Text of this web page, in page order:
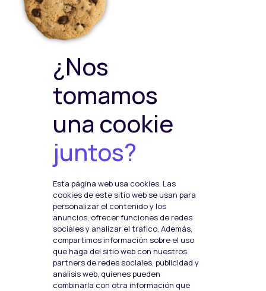
Política Privacidad
Política de Cookies
Política de ventas y
devoluciones
Medioambiente
Política de Seguridad de la
Información
Plataformas de pago
Social Media
I
n
s
t
a
T
w
i
t
t
Política de Cookies
¿Nos
tomamos
una cookie
juntos?
Esta página web usa cookies. Las
cookies de este sitio web se usan para
personalizar el contenido y los
anuncios, ofrecer funciones de redes
sociales y analizar el tráfico. Además,
compartimos información sobre el uso
que haga del sitio web con nuestros
partners de redes sociales, publicidad y
análisis web, quienes pueden
combinarla con otra información que